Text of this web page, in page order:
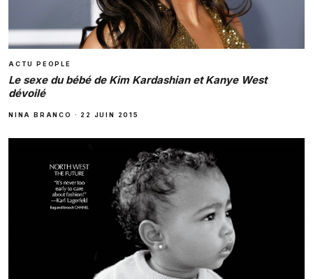
ACTU PEOPLE
Le sexe du bébé de Kim Kardashian et Kanye West
dévoilé
NINA BRANCO · 22 JUIN 2015